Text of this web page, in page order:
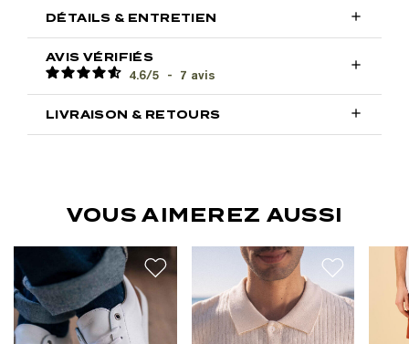
DÉTAILS & ENTRETIEN 
AVIS VÉRIFIÉS
4.6/5 - 7 avis

LIVRAISON & RETOURS 
VOUS AIMEREZ AUSSI